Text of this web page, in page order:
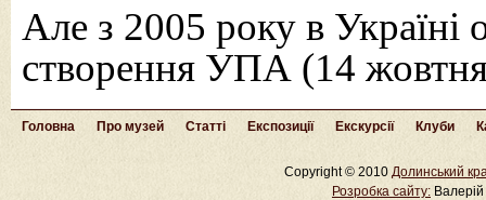
Але з 2005 року в Україні
створення УПА (14
Головна Про музей Статті Експозиції Екскурсії Клуби
Copyright © 2010 Долинський
Розробка cайту: